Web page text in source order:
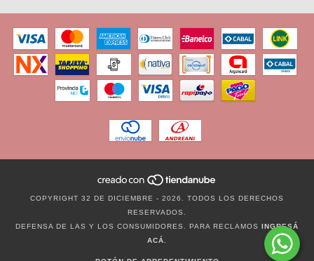
COPYRIGHT 32 DE DICIEMBRE - 2026. TODOS LOS DERECHOS
RESERVADOS.
DEFENSA DE LAS Y LOS CONSUMIDORES. PARA RECLAMOS INGRESÁ
ACÁ.